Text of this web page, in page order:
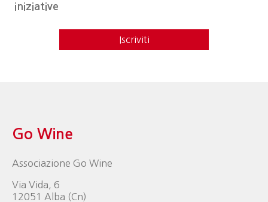
iniziative
Iscriviti
Go Wine
Associazione Go Wine
Via Vida, 6
12051 Alba (Cn)